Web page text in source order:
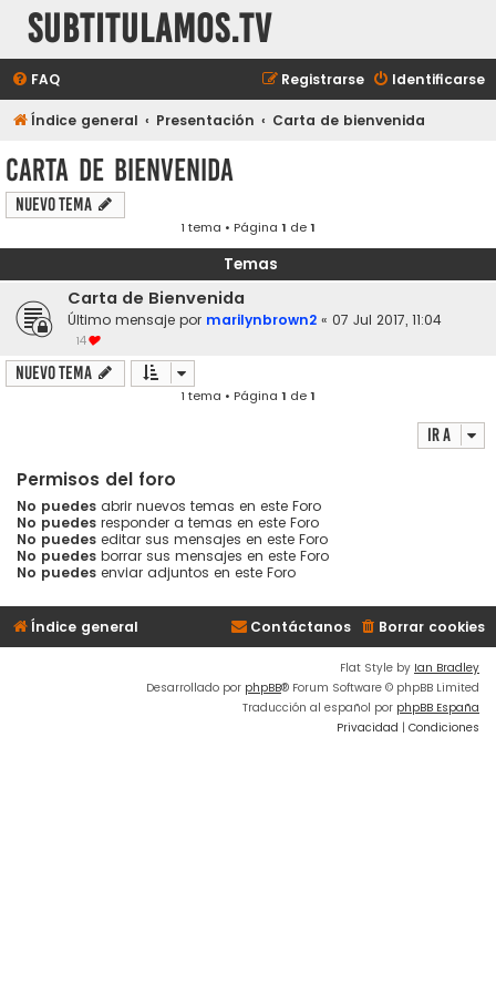
subtitulamos.tv
FAQ Identificarse
Registrarse
Índice general Presentación Carta de bienvenida
Carta de bienvenida
Nuevo Tema
1 tema • Página 1 de1
Temas
Carta de Bienvenida
Último mensaje por marilynbrown2 « 07 Jul 2017, 11:04
14
Nuevo Tema
1 tema • Página 1 de1
Ir a
Permisos del foro
No puedes abrir nuevos temas en este Foro
No puedes responder a temas en este Foro
No puedes editar sus mensajes en este Foro
No puedes borrar sus mensajes en este Foro
No puedes enviar adjuntos en este Foro
Índice general Borrar cookies
Contáctanos
Flat Style by Ian Bradley
Desarrollado por phpBB® Forum Software © phpBB Limited
Traducción al español por phpBB España
Privacidad | Condiciones